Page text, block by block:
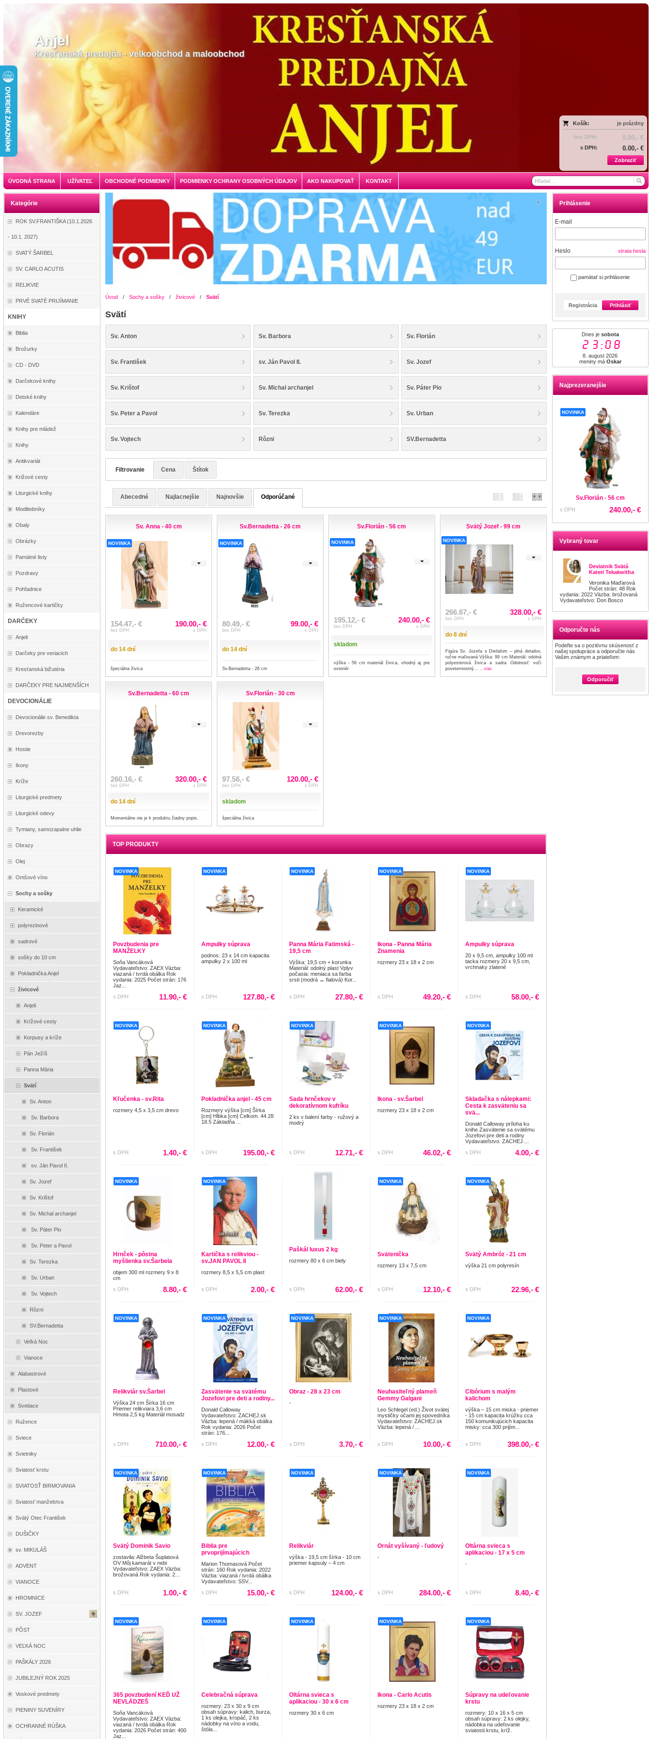
Košík: je prázdny
bez DPH: 0.00,- €
s DPH: 0.00,- €
Zobraziť
Anjel
Kresťanská predajňa - velkoobchod a maloobchod
ÚVODNÁ STRANA UŽÍVATEĽ OBCHODNÉ PODMIENKY PODMIENKY OCHRANY OSOBNÝCH ÚDAJOV AKO NAKUPOVAŤ KONTAKT
Kategórie
ROK SV.FRANTIŠKA (10.1.2026
- 10.1. 2027)
SVATÝ ŠARBEL
SV. CARLO ACUTIS
RELIKVIE
PRVÉ SVATÉ PRIJÍMANIE
KNIHY
Biblia
Brožurky
CD - DVD
Darčekové knihy
Detské knihy
Kalendáre
Knihy pre mládež
Knihy
Antikvariát
Križové cesty
Liturgické knihy
Modlitebníky
Obaly
Obrázky
Pamätné listy
Pozdravy
Pohľadnice
Ružencové kartičky
DARČEKY
Anjeli
Darčeky pre veriacich
Kresťanská bižutéria
DARČEKY PRE NAJMENŠÍCH
DEVOCIONÁLIE
Devocionálie sv. Benedikta
Drevorezby
Hostie
Ikony
Kríže
Liturgické predmety
Liturgické odevy
Tymiany, samozapalne uhlie
Obrazy
Olej
Omšové víno
Sochy a sošky
Keramické
polyrezinové
sadrové
sošky do 10 cm
Pokladnička Anjel
živicové
Anjeli
Krížové cesty
Korpusy a kríže
Pán Ježíš
Panna Mária
Svätí
Sv. Anton
Sv. Barbora
Sv. Florián
Sv. František
sv. Ján Pavol II.
Sv. Jozef
Sv. Krištof
Sv. Michal archanjel
Sv. Páter Pio
Sv. Peter a Pavol
Sv. Terezka
Sv. Urban
Sv. Vojtech
Rôzni
SV.Bernadetta
Veľká Noc
Vianoce
Alabastrové
Plastové
Svetiace
Ružence
Sviece
Svietniky
Sviatosť krstu
SVIATOSŤ BIRMOVANIA
Sviatosť manželstva
Svätý Otec František
DUŠIČKY
sv. MIKULÁŠ
ADVENT
VIANOCE
HROMNICE
SV. JOZEF
PÔST
VEĽKÁ NOC
PAŠKÁLY 2026
JUBILEJNÝ ROK 2025
Voskové predmety
PIENINY SUVENÍRY
OCHRANNÉ RÚŠKA
Prihlásenie
E-mail
Heslo strata hesla
pamätať si prihlásenie
Registrácia Prihlásiť
Dnes je sobota
23:08
8. august 2026
meniny má Oskar
Najprezeranejšie
NOVINKA
Sv.Florián - 56 cm
s DPH 240.00,- €
Vybraný tovar
Deviatnik Svätá
Kateri Tekakwitha
Veronika Maďarová
Počet strán: 48 Rok
vydania: 2022 Väzba: brožovaná
Vydavateľstvo: Don Bosco
Odporučte nás
Podeľte sa o pozitívnu skúsenosť z
našej spolupráce a odporučte nás
Vašim známym a priateľom:
Odporučiť
Úvod / Sochy a sošky / živicové / Svätí
Svätí
Sv. Anton Sv. Barbora Sv. Florián
Sv. František sv. Ján Pavol II. Sv. Jozef
Sv. Krištof Sv. Michal archanjel Sv. Páter Pio
Sv. Peter a Pavol Sv. Terezka Sv. Urban
Sv. Vojtech Rôzni SV.Bernadetta
Filtrovanie Cena Štítok
Abecedné Najlacnejšie Najnovšie Odporúčané
Sv. Anna - 40 cm
NOVINKA
154.47,- €
bez DPH
190.00,- €
s DPH
do 14 dní
špeciálna živica
Sv.Bernadetta - 26 cm
NOVINKA
80.49,- €
bez DPH
99.00,- €
s DPH
do 14 dní
Sv.Bernadetta - 26 cm
Sv.Florián - 56 cm
NOVINKA
195.12,- €
bez DPH
240.00,- €
s DPH
skladom
výška - 56 cm materiál živica, vhodný aj pre
exteriér
Svätý Jozef - 99 cm
NOVINKA
266.67,- €
bez DPH
328.00,- €
s DPH
do 8 dní
Figúra Sv. Jozefa s Dieťaťom – plná detailov,
ručne maľovaná Výška: 99 cm Materiál: odolná
polyesterová živica a sadra Odolnosť: voči
poveternostný...
...viac
Sv.Bernadetta - 60 cm
260.16,- €
bez DPH
320.00,- €
s DPH
do 14 dní
Momentálne nie je k produktu žiadny popis.
Sv.Florián - 30 cm
97.56,- €
bez DPH
120.00,- €
s DPH
skladom
špeciálna živica
TOP PRODUKTY
NOVINKA
Povzbudenia pre
MANŽELKY
Soňa Vancáková
Vydavateľstvo: ZAEX Väzba:
viazaná / tvrdá obálka Rok
vydania: 2025 Počet strán: 176
Jaz...
s DPH
11.90,- €
NOVINKA
Ampulky súprava
podnos: 23 x 14 cm kapacita
ampulky 2 x 100 ml
s DPH 127.80,- €
NOVINKA
Panna Mária Fatimská -
19,5 cm
Výška: 19,5 cm + korunka
Materiál: odolný plast Vplyv
počasia: meniaca sa farba
srsti (modrá ↔ fialová) Kor...
s DPH 27.80,- €
NOVINKA
Ikona - Panna Mária
Znamenia
rozmery 23 x 18 x 2 cm
s DPH 49.20,- €
NOVINKA
Ampulky súprava
20 x 9,5 cm, ampulky 100 ml
tacka rozmery 20 x 9,5 cm,
vrchnaky zlatené
s DPH 58.00,- €
NOVINKA
Kľučenka - sv.Rita
rozmery 4,5 x 3,5 cm drevo
s DPH 1.40,- €
NOVINKA
Pokladnička anjel - 45 cm
Rozmery výška [cm] Šírka
[cm] Hĺbka [cm] Celkom. 44 28
18.5 Základňa ...
s DPH 195.00,- €
NOVINKA
Sada hrnčekov v
dekoratívnom kufríku
2 ks v balení farby - ružový a
modrý
s DPH 12.71,- €
NOVINKA
Ikona - sv.Šarbel
rozmery 23 x 18 x 2 cm
s DPH 46.02,- €
NOVINKA
Skladačka s nálepkami:
Cesta k zasväteniu sa
svä...
Donald Calloway príloha ku
knihe Zasvätenie sa svätému
Jozefovi pre deti a rodiny
Vydavateľstvo: ZACHEJ....
s DPH
4.00,- €
NOVINKA
Hrnček - pôstna
myšlienka sv.Šarbela
objem 300 ml rozmery 9 x 8
cm
s DPH
8.80,- €
NOVINKA
Kartička s relikviou -
sv.JAN PAVOL II
rozmery 8,5 x 5,5 cm plast
s DPH 2.00,- €
Paškál luxus 2 kg
rozmery 80 x 6 cm biely
s DPH 62.00,- €
NOVINKA
Svätenička
rozmery 13 x 7,5 cm
s DPH 12.10,- €
NOVINKA
Svätý Ambróz - 21 cm
výška 21 cm polyresín
s DPH 22.96,- €
NOVINKA
Relikviár sv.Šarbel
Výška 24 cm Šírka 16 cm
Priemer relikviara 3,6 cm
Hmota 2,5 kg Materiál mosadz
s DPH 710.00,- €
NOVINKA
Zasvätenie sa svätému
Jozefovi pre deti a rodiny...
Donald Calloway
Vydavateľstvo: ZACHEJ.sk
Väzba: lepená / mäkká obálka
Rok vydania: 2026 Počet
strán: 176...
s DPH
12.00,- €
NOVINKA
Obraz - 28 x 23 cm
-
s DPH 3.70,- €
NOVINKA
Neuhasiteľný plameň
Gemmy Galgani
Leo Schlegel (ed.) Život svätej
mystičky očami jej spovedníka
Vydavateľstvo: ZACHEJ.sk
Väzba: lepená / ...
s DPH 10.00,- €
NOVINKA
Cibórium s malým
kalichom
výška – 15 cm miska - priemer
- 15 cm kapacita krúžku cca
150 komunikujúcich kapacita
misky: cca 300 prijím...
s DPH 398.00,- €
NOVINKA
Svätý Dominik Savio
zostavila: Alžbeta Šuplatová
OV Môj kamarát v nebi
Vydavateľstvo: ZAEX Väzba:
brožovaná Rok vydania: 2...
s DPH 1.00,- €
NOVINKA
Biblia pre
prvoprijímajúcich
Marion Thomasová Počet
strán: 160 Rok vydania: 2022
Väzba: viazaná / tvrdá obálka
Vydavateľstvo: SSV...
s DPH
15.00,- €
NOVINKA
Relikviár
výška - 19,5 cm šírka - 10 cm
priemer kapsuly – 4 cm
s DPH 124.00,- €
NOVINKA
Ornát vyšívaný - ľudový
-
s DPH 284.00,- €
NOVINKA
Oltárna svieca s
aplikaciou - 17 x 5 cm
-
s DPH 8.40,- €
NOVINKA
365 povzbudení KEĎ UŽ
NEVLÁDZEŠ
Soňa Vancáková
Vydavateľstvo: ZAEX Väzba:
viazaná / tvrdá obálka Rok
vydania: 2026 Počet strán: 400
Jaz...
NOVINKA
Celebračná súprava
rozmery: 23 x 30 x 9 cm
obsah súpravy: kalich, burza,
1 ks olejka, kropáč, 2 ks
nádobky na víno a vodu,
štóla...
NOVINKA
Oltárna svieca s
aplikaciou - 30 x 6 cm
rozmery 30 x 6 cm
NOVINKA
Ikona - Carlo Acutis
rozmery 23 x 18 x 2 cm
NOVINKA
Súpravy na udeľovanie
krstu
rozmery: 10 x 16 x 5 cm
obsah súpravy: 2 ks olejky,
nádobka na udeľovanie
sviatosti krstu, kríž.